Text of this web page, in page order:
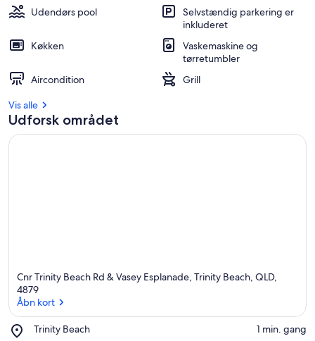
Udendørs pool
Selvstændig parkering er
inkluderet
Køkken
Vaskemaskine og
tørretumbler
Aircondition
Grill
Vis alle
Udforsk området
Cnr Trinity Beach Rd & Vasey Esplanade, Trinity Beach, QLD,
4879
Åbn kort
Trinity Beach
Place,
‪1 min. gang‬